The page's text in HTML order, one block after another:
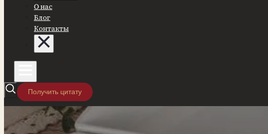
О нас
Блог
Контакты
Получить цитату